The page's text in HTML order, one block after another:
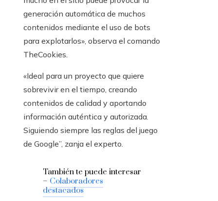
generación automática de muchos
contenidos mediante el uso de bots
para explotarlos», observa el comando
TheCookies.
«Ideal para un proyecto que quiere
sobrevivir en el tiempo, creando
contenidos de calidad y aportando
información auténtica y autorizada.
Siguiendo siempre las reglas del juego
de Google”, zanja el experto.
También te puede interesar
– Colaboradores
destacados